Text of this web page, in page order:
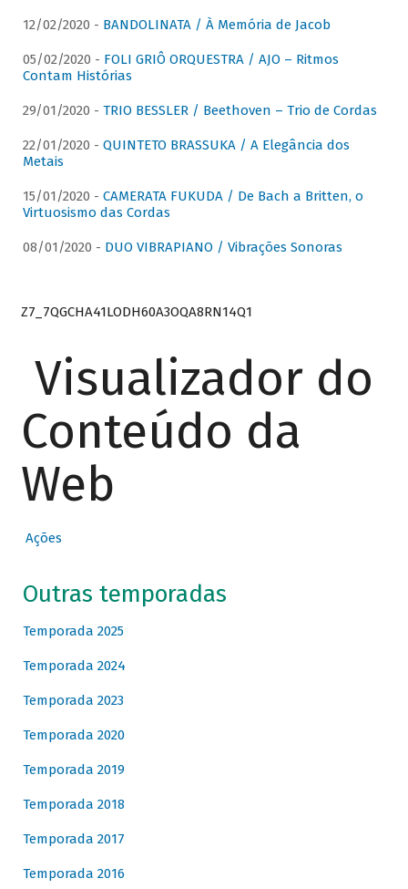
12/02/2020 - BANDOLINATA / À Memória de Jacob
05/02/2020 - FOLI GRIÔ ORQUESTRA / AJO – Ritmos
Contam Histórias
29/01/2020 - TRIO BESSLER / Beethoven – Trio de Cordas
22/01/2020 - QUINTETO BRASSUKA / A Elegância dos
Metais
15/01/2020 - CAMERATA FUKUDA / De Bach a Britten, o
Virtuosismo das Cordas
08/01/2020 - DUO VIBRAPIANO / Vibrações Sonoras
Z7_7QGCHA41LODH60A3OQA8RN14Q1
Visualizador do
Conteúdo da
Web
Ações
Outras temporadas
Temporada 2025
Temporada 2024
Temporada 2023
Temporada 2020
Temporada 2019
Temporada 2018
Temporada 2017
Temporada 2016